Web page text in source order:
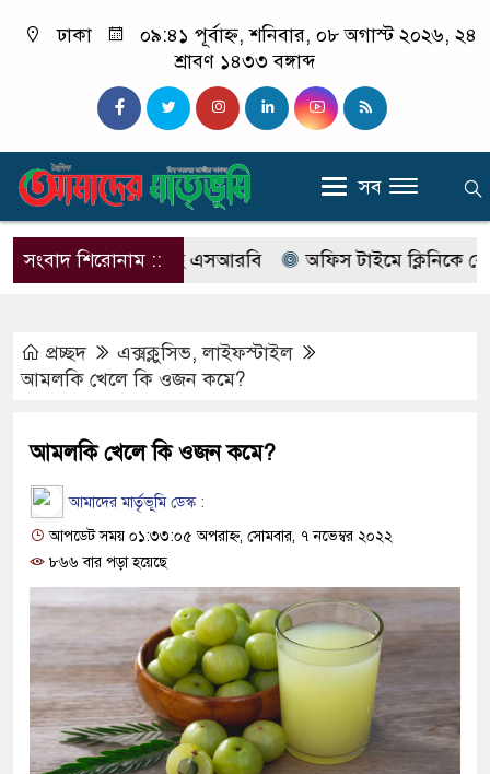
ঢাকা
০৯:৪১ পূর্বাহ্ন, শনিবার, ০৮ অগাস্ট ২০২৬, ২৪
শ্রাবণ ১৪৩৩ বঙ্গাব্দ
সব
সংবাদ শিরোনাম ::
নাম বদলে আসছে এসআরবি অফিস টাইমে ক্লিনিকে রোগী
প্রচ্ছদ এক্সক্লুসিভ,লাইফস্টাইল
আমলকি খেলে কি ওজন কমে?
আমলকি খেলে কি ওজন কমে?
আমাদের মার্তৃভূমি ডেস্ক :
আপডেট সময় ০১:৩৩:০৫ অপরাহ্ন, সোমবার, ৭ নভেম্বর ২০২২
৮৬৬ বার পড়া হয়েছে